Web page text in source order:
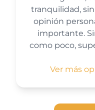
tranquilidad,
opinión
importante.
como poco,
Ver más